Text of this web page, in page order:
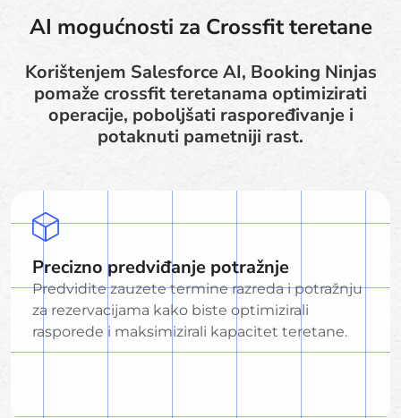
AI mogućnosti za Crossfit teretane
Korištenjem Salesforce AI, Booking Ninjas
pomaže crossfit teretanama optimizirati
operacije, poboljšati raspoređivanje i
potaknuti pametniji rast.
Precizno predviđanje potražnje
Predvidite zauzete termine razreda i potražnju
za rezervacijama kako biste optimizirali
rasporede i maksimizirali kapacitet teretane.